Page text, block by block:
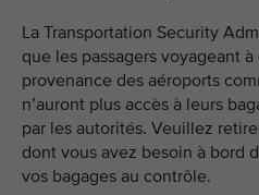
La Transportation Security
que les passagers voyageant
provenance des aéroports
n’auront plus accès à leurs
par les autorités. Veuillez
dont vous avez besoin à bord
vos bagages au contrôle.